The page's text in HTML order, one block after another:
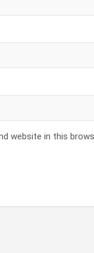
website in this